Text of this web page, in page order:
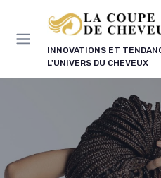
INNOVATIONS ET
L'UNIVERS DU CHEVEUX